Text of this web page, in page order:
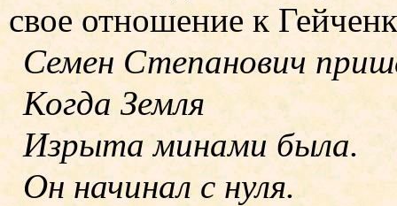
свое отношение к
Семен Степанович
Когда Земля
Изрыта минами была.
Он начинал с нуля.